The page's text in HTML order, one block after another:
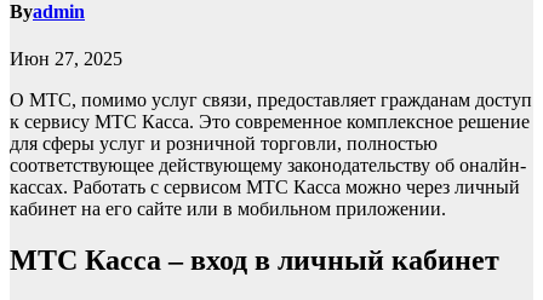
Byadmin
Июн 27, 2025
О МТС, помимо услуг связи, предоставляет гражданам доступ
к сервису МТС Касса. Это современное комплексное решение
для сферы услуг и розничной торговли, полностью
соответствующее действующему законодательству об оналйн-
кассах. Работать с сервисом МТС Касса можно через личный
кабинет на его сайте или в мобильном приложении.
МТС Касса – вход в личный кабинет